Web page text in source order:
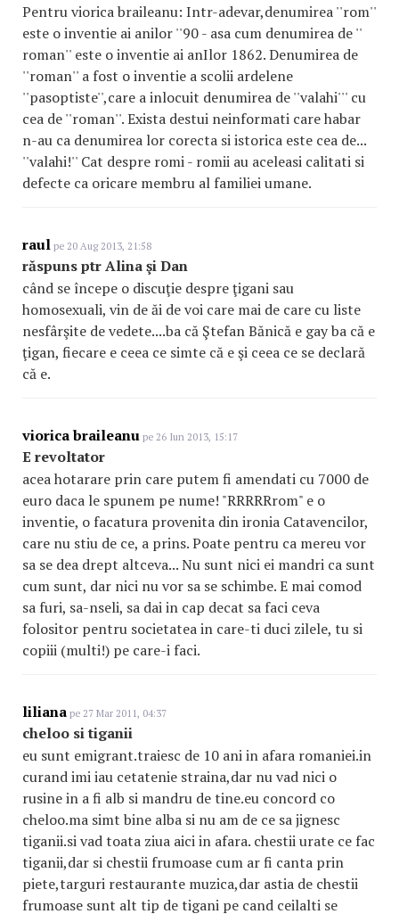
Pentru viorica braileanu: Intr-adevar,denumirea ''rom''
este o inventie ai anilor ''90 - asa cum denumirea de ''
roman'' este o inventie ai anIlor 1862. Denumirea de
''roman'' a fost o inventie a scolii ardelene
''pasoptiste'',care a inlocuit denumirea de ''valahi''' cu
cea de ''roman''. Exista destui neinformati care habar
n-au ca denumirea lor corecta si istorica este cea de...
''valahi!'' Cat despre romi - romii au aceleasi calitati si
defecte ca oricare membru al familiei umane.
raul pe 20 Aug 2013, 21:58
răspuns ptr Alina şi Dan
când se începe o discuţie despre ţigani sau
homosexuali, vin de ăi de voi care mai de care cu liste
nesfârşite de vedete....ba că Ştefan Bănică e gay ba că e
ţigan, fiecare e ceea ce simte că e şi ceea ce se declară
că e.
viorica braileanu pe 26 Iun 2013, 15:17
E revoltator
acea hotarare prin care putem fi amendati cu 7000 de
euro daca le spunem pe nume! "RRRRRrom" e o
inventie, o facatura provenita din ironia Catavencilor,
care nu stiu de ce, a prins. Poate pentru ca mereu vor
sa se dea drept altceva... Nu sunt nici ei mandri ca sunt
cum sunt, dar nici nu vor sa se schimbe. E mai comod
sa furi, sa-nseli, sa dai in cap decat sa faci ceva
folositor pentru societatea in care-ti duci zilele, tu si
copiii (multi!) pe care-i faci.
liliana pe 27 Mar 2011, 04:37
cheloo si tiganii
eu sunt emigrant.traiesc de 10 ani in afara romaniei.in
curand imi iau cetatenie straina,dar nu vad nici o
rusine in a fi alb si mandru de tine.eu concord co
cheloo.ma simt bine alba si nu am de ce sa jignesc
tiganii.si vad toata ziua aici in afara. chestii urate ce fac
tiganii,dar si chestii frumoase cum ar fi canta prin
piete,targuri restaurante muzica,dar astia de chestii
frumoase sunt alt tip de tigani pe cand ceilalti se